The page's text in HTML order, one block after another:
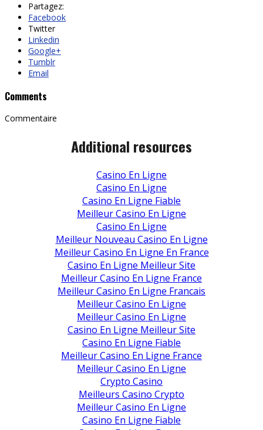
Partagez:
Facebook
Twitter
Linkedin
Google+
Tumblr
Email
Comments
Commentaire
Additional resources
Casino En Ligne
Casino En Ligne
Casino En Ligne Fiable
Meilleur Casino En Ligne
Casino En Ligne
Meilleur Nouveau Casino En Ligne
Meilleur Casino En Ligne En France
Casino En Ligne Meilleur Site
Meilleur Casino En Ligne France
Meilleur Casino En Ligne Francais
Meilleur Casino En Ligne
Meilleur Casino En Ligne
Casino En Ligne Meilleur Site
Casino En Ligne Fiable
Meilleur Casino En Ligne France
Meilleur Casino En Ligne
Crypto Casino
Meilleurs Casino Crypto
Meilleur Casino En Ligne
Casino En Ligne Fiable